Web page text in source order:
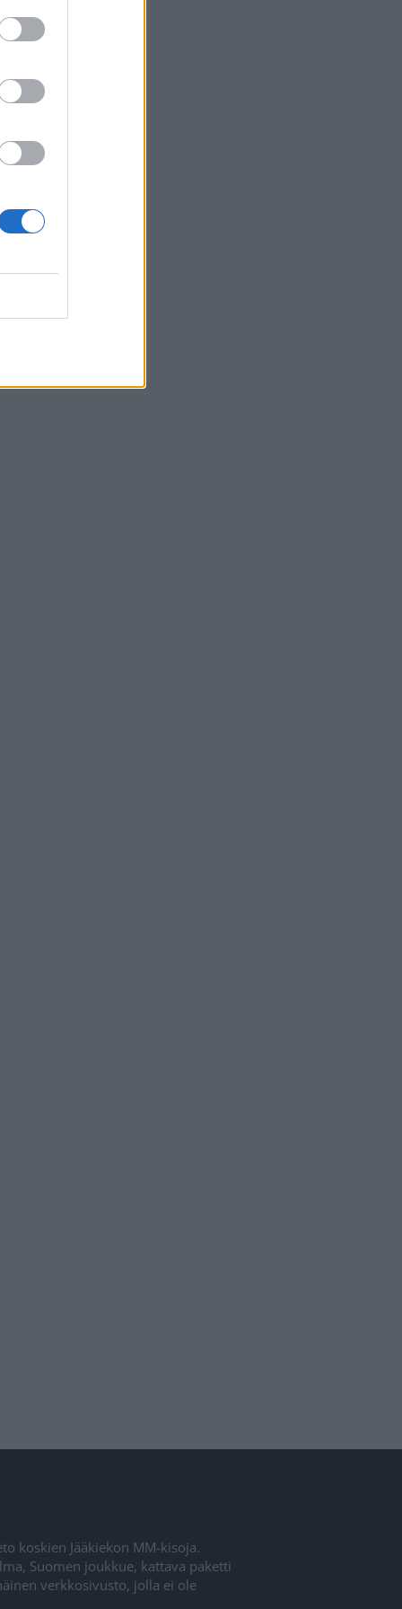
koskien Jääkiekon MM-kisoja.
Suomen joukkue, kattava paketti
verkkosivusto, jolla ei ole